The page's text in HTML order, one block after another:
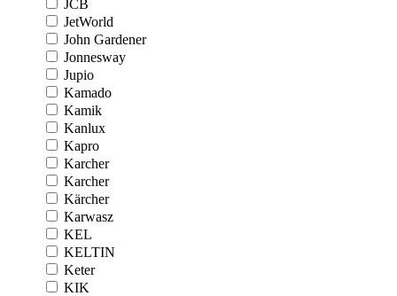
JCB
JetWorld
John Gardener
Jonnesway
Jupio
Kamado
Kamik
Kanlux
Kapro
Karcher
Karcher
Kärcher
Karwasz
KEL
KELTIN
Keter
KIK